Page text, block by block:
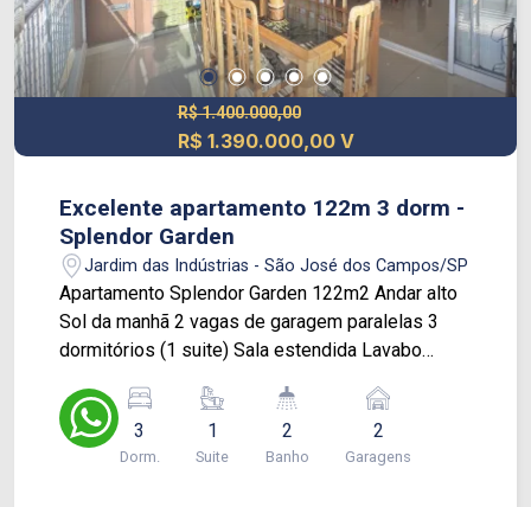
R$ 1.400.000,00
R$ 1.390.000,00 V
Excelente apartamento 122m 3 dorm -
Splendor Garden
Jardim das Indústrias - São José dos Campos/SP
Apartamento Splendor Garden 122m2 Andar alto
Sol da manhã 2 vagas de garagem paralelas 3
dormitórios (1 suite) Sala estendida Lavabo
armário) Despensa com prateleiras Varanda com
cortina de vidro Rede de proteção em todos os
cômodos Hobby box Estuda permuta menor valor
3
Dorm.
1
Suite
2
Banho
2
Garagens